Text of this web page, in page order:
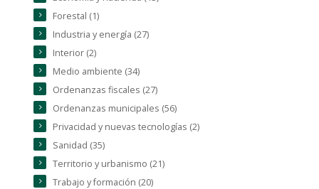
Forestal (1)
Industria y energía (27)
Interior (2)
Medio ambiente (34)
Ordenanzas fiscales (27)
Ordenanzas municipales (56)
Privacidad y nuevas tecnologías (2)
Sanidad (35)
Territorio y urbanismo (21)
Trabajo y formación (20)